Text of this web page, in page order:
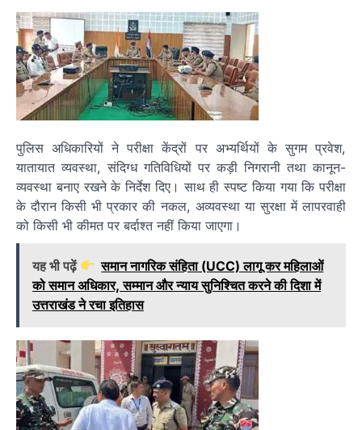
पुलिस अधिकारियों ने परीक्षा केंद्रों पर अभ्यर्थियों के सुगम प्रवेश,
यातायात व्यवस्था, संदिग्ध गतिविधियों पर कड़ी निगरानी तथा कानून-
व्यवस्था बनाए रखने के निर्देश दिए। साथ ही स्पष्ट किया गया कि परीक्षा
के दौरान किसी भी प्रकार की नकल, अव्यवस्था या सुरक्षा में लापरवाही
को किसी भी कीमत पर बर्दाश्त नहीं किया जाएगा।
यह भी पढ़ें
समान नागरिक संहिता (UCC) लागू कर महिलाओं
को समान अधिकार, सम्मान और न्याय सुनिश्चित करने की दिशा में
उत्तराखंड ने रचा इतिहास